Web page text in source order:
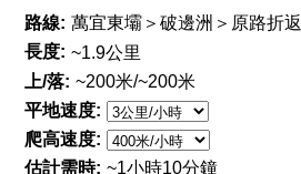
路線: 萬宜東壩＞破邊洲＞原路折返
長度: ~1.9公里
上/落: ~200米/~200米
平地速度:
爬高速度:
估計需時: ~1小時10分鐘